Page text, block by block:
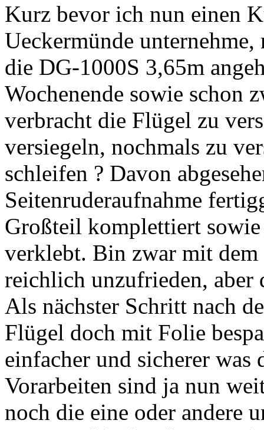
Kurz bevor ich nun einen
Ueckermünde
die DG-1000S 3,65m
Wochenende sowie schon
verbracht die Flügel zu
versiegeln, nochmals zu
schleifen ? Davon
Seitenruderaufnahme
Großteil komplettiert
verklebt. Bin zwar mit dem
reichlich unzufrieden, aber
Als nächster Schritt nach
Flügel doch mit Folie
einfacher und sicherer was
Vorarbeiten sind ja nun
noch die eine oder andere